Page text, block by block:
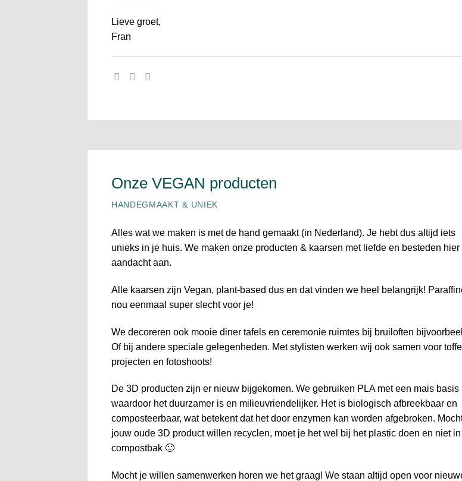
Lieve groet,
Fran
Onze VEGAN producten
HANDEGMAAKT & UNIEK
Alles wat we maken is met de hand gemaakt (in Nederland). Je hebt dus altijd iets
unieks in je huis. We maken onze producten & kaarsen met liefde en besteden hier
aandacht aan.
Alle kaarsen zijn Vegan, plant-based dus en dat vinden we heel belangrijk!
nou eenmaal super slecht voor je!
We decoreren ook mooie diner tafels en ceremonie ruimtes bij bruiloften
Of bij andere speciale gelegenheden. Met stylisten werken wij ook samen voor toffe
projecten en fotoshoots!
De 3D producten zijn er nieuw bijgekomen. We gebruiken PLA met een mais basis
waardoor het duurzamer is en milieuvriendelijker. Het is biologisch afbreekbaar en
composteerbaar, wat betekent dat het door enzymen kan worden afgebroken.
jouw oude 3D product willen recyclen, moet je het wel bij het plastic doen en niet
compostbak 🙂
Mocht je willen samenwerken horen we het graag! We staan altijd open voor